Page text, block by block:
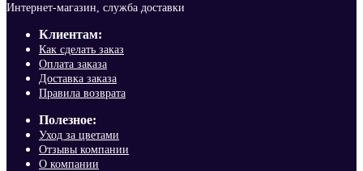
Интернет-магазин, служба доставки
Клиентам:
Как сделать заказ
Оплата заказа
Доставка заказа
Правила возврата
Полезное:
Уход за цветами
Отзывы компании
О компании